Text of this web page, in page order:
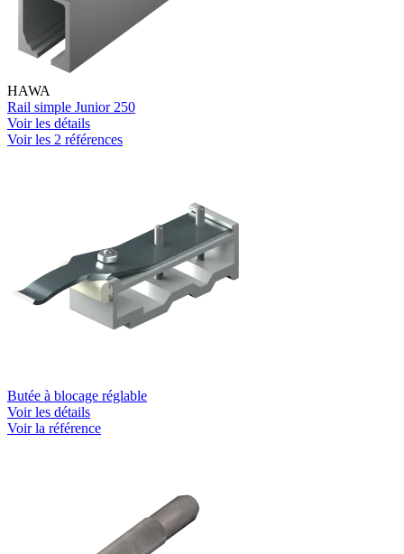
HAWA
Rail simple Junior 250
Voir les détails
Voir les 2 références
Butée à blocage réglable
Voir les détails
Voir la référence